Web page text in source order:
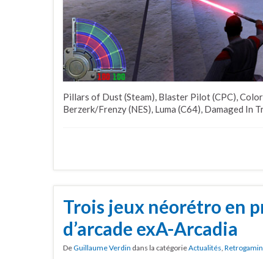
Pillars of Dust (Steam), Blaster Pilot (CPC),
Berzerk/Frenzy (NES), Luma (C64), Damaged In
Trois jeux néorétro en
d’arcade exA-Arcadia
DeGuillaume Verdin dans la catégorieActualités